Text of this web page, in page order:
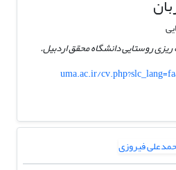
ریزی روستایی دانشگاه محقق اردبیل.
uma.ac.ir/